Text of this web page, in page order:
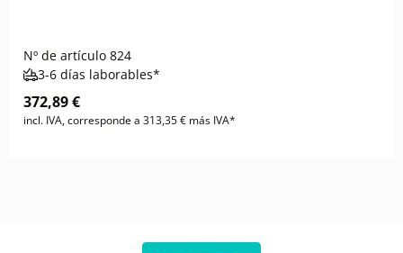
Nº de artículo 824
3-6 días laborables*
372,89 €
incl. IVA, corresponde a 313,35 € más IVA*